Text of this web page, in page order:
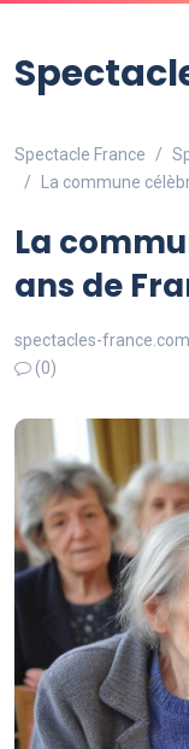
Spectacle France
La commune
La
ans de
spectacles-france.com
(0)